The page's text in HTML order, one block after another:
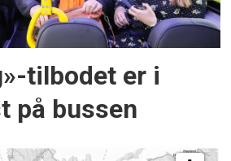
tilbodet er i
på bussen